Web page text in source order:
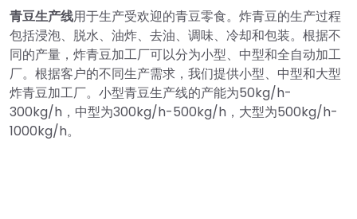
青豆生产线用于生产受欢迎的青豆零食。炸青豆的生产过程
包括浸泡、脱水、油炸、去油、调味、冷却和包装。根据不
同的产量，炸青豆加工厂可以分为小型、中型和全自动加工
厂。根据客户的不同生产需求，我们提供小型、中型和大型
炸青豆加工厂。小型青豆生产线的产能为50kg/h-
300kg/h，中型为300kg/h-500kg/h，大型为500kg/h-
1000kg/h。